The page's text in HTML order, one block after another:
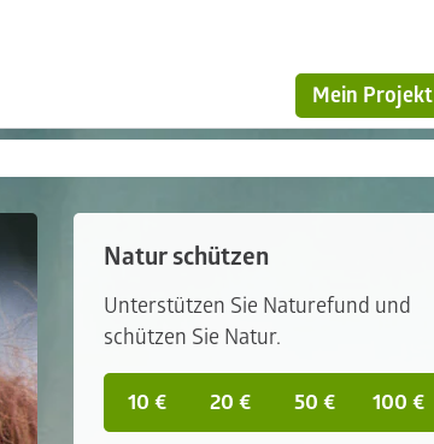
Mein Projekt
Natur schützen
Unterstützen Sie Naturefund und
schützen Sie Natur.
10 € 20 € 50 € 100 €